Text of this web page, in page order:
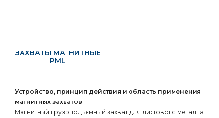
ЗАХВАТЫ МАГНИТНЫЕ
PML
Устройство, принцип действия и область применения
магнитных захватов
Магнитный грузоподъемный захват для листового металла